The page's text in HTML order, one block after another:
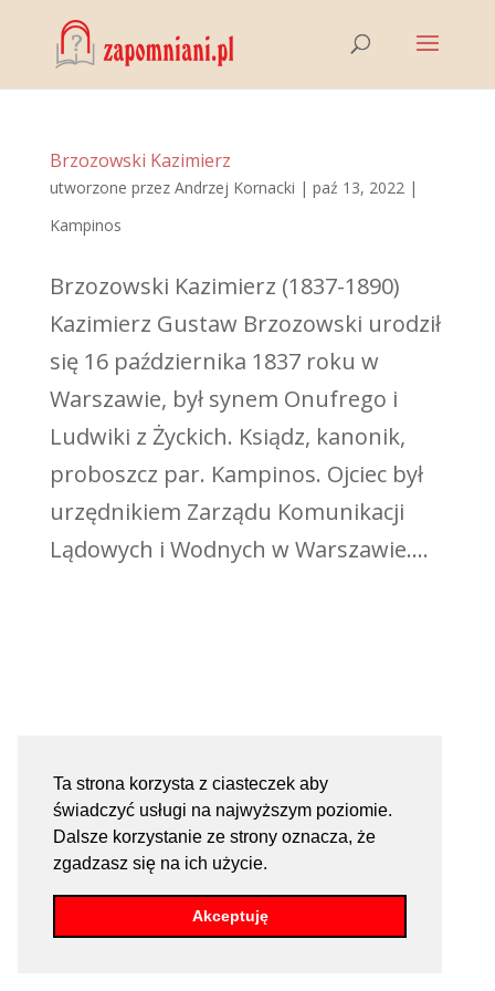
Ta strona korzysta z ciasteczek aby
świadczyć usługi na najwyższym poziomie.
Dalsze korzystanie ze strony oznacza, że
zgadzasz się na ich użycie.
Akceptuję
Brzozowski Kazimierz
utworzone przez Andrzej Kornacki | paź 13, 2022|
Kampinos
Brzozowski Kazimierz (1837-1890)
Kazimierz Gustaw Brzozowski urodził
się 16 października 1837 roku w
Warszawie, był synem Onufrego i
Ludwiki z Życkich. Ksiądz, kanonik,
proboszcz par. Kampinos. Ojciec był
urzędnikiem Zarządu Komunikacji
Lądowych i Wodnych w Warszawie....